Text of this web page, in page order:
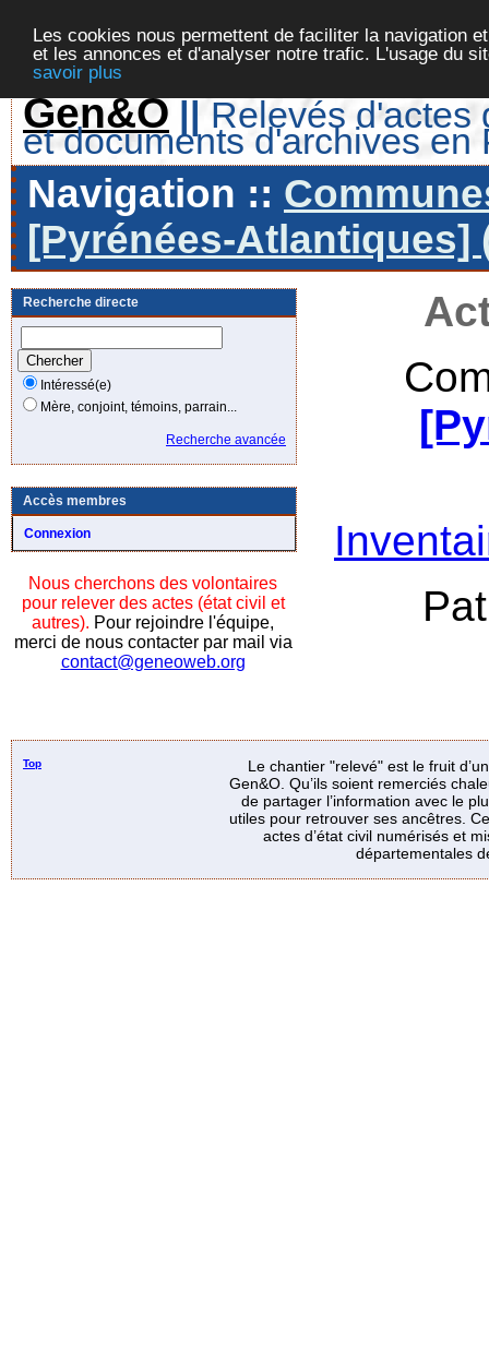
Les cookies nous permettent de faciliter la navigation
et les annonces et d'analyser notre trafic. L'usage du
savoir plus
Gen&O || Relevés d'actes
et documents d'archives en
Navigation ::
[Pyrénées-Atlantiques]
Recherche directe
Intéressé(e)
Mère, conjoint, témoins, parrain...
Recherche avancée
Accès membres
Connexion
Nous cherchons des volontaires
pour relever des actes (état civil et
autres). Pour rejoindre l'équipe,
merci de nous contacter par mail via
contact@geneoweb.org
Top
Le chantier "relevé" est le fruit
Gen&O. Qu’ils soient remerciés
de partager l’information avec le
utiles pour retrouver ses ancêtres.
actes d’état civil numérisés et
départementales